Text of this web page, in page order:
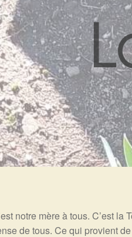
notre mère à tous. C’est la
de tous. Ce qui provient